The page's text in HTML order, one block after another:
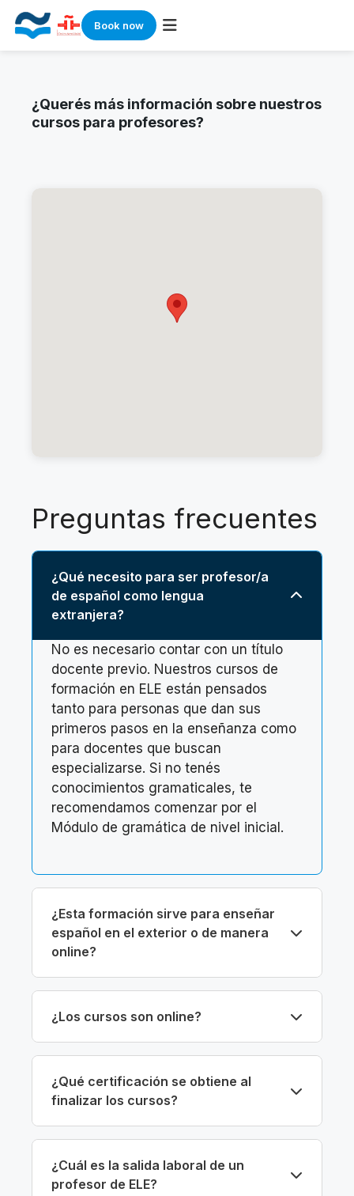
Book now
content¿Querés más información sobre nuestros
cursos para profesores?
Preguntas frecuentes
¿Qué necesito para ser profesor/a
de español como lengua
extranjera?
No es necesario contar con un título
docente previo. Nuestros cursos de
formación en ELE están pensados
tanto para personas que dan sus
primeros pasos en la enseñanza como
para docentes que buscan
especializarse. Si no tenés
conocimientos gramaticales, te
recomendamos comenzar por el
Módulo de gramática de nivel inicial.
¿Esta formación sirve para enseñar
español en el exterior o de manera
online?
¿Los cursos son online?
¿Qué certificación se obtiene al
finalizar los cursos?
¿Cuál es la salida laboral de un
profesor de ELE?